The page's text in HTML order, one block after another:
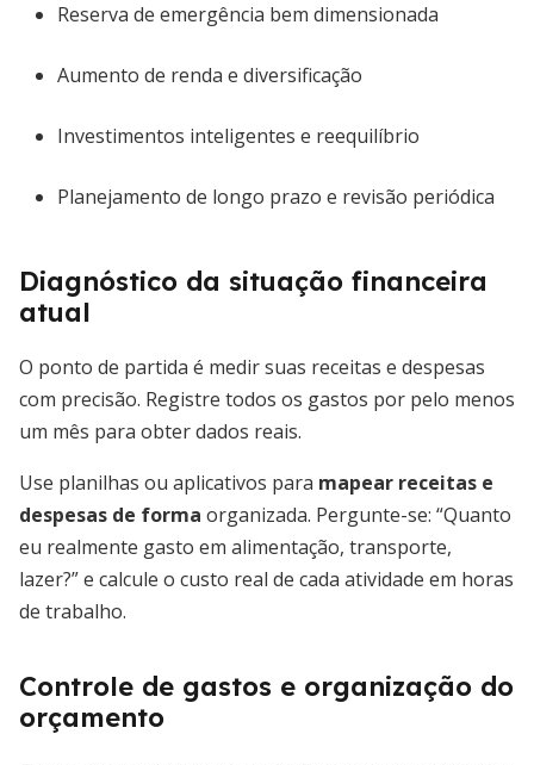
Reserva de emergência bem dimensionada
Aumento de renda e diversificação
Investimentos inteligentes e reequilíbrio
Planejamento de longo prazo e revisão periódica
Diagnóstico da situação financeira
atual
O ponto de partida é medir suas receitas e despesas
com precisão. Registre todos os gastos por pelo menos
um mês para obter dados reais.
Use planilhas ou aplicativos para mapear receitas e
despesas de forma organizada. Pergunte-se: “Quanto
eu realmente gasto em alimentação, transporte,
lazer?” e calcule o custo real de cada atividade em horas
de trabalho.
Controle de gastos e organização do
orçamento